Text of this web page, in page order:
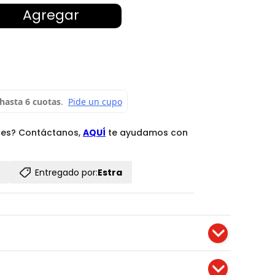
Agregar
Contáctanos, AQUÍ te ayudamos con
Entregado por:Estra